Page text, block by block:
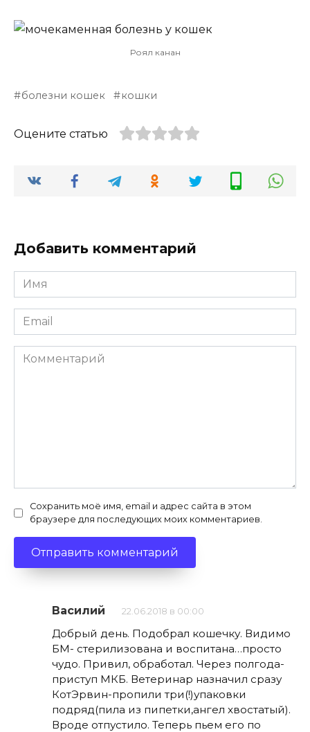
Роял канан
болезни кошек кошки
Оцените статью
Добавить комментарий
Имя
*
Email
*
Комментарий
Сохранить моё имя, email и адрес сайта в этом
браузере для последующих моих комментариев.
Василий 22.06.2018 в 00:00
Добрый день. Подобрал кошечку. Видимо
БМ- стерилизована и воспитана…просто
чудо. Привил, обработал. Через полгода-
приступ МКБ. Ветеринар назначил сразу
КотЭрвин-пропили три(!)упаковки
подряд(пила из пипетки,ангел хвостатый).
Вроде отпустило. Теперь пьем его по